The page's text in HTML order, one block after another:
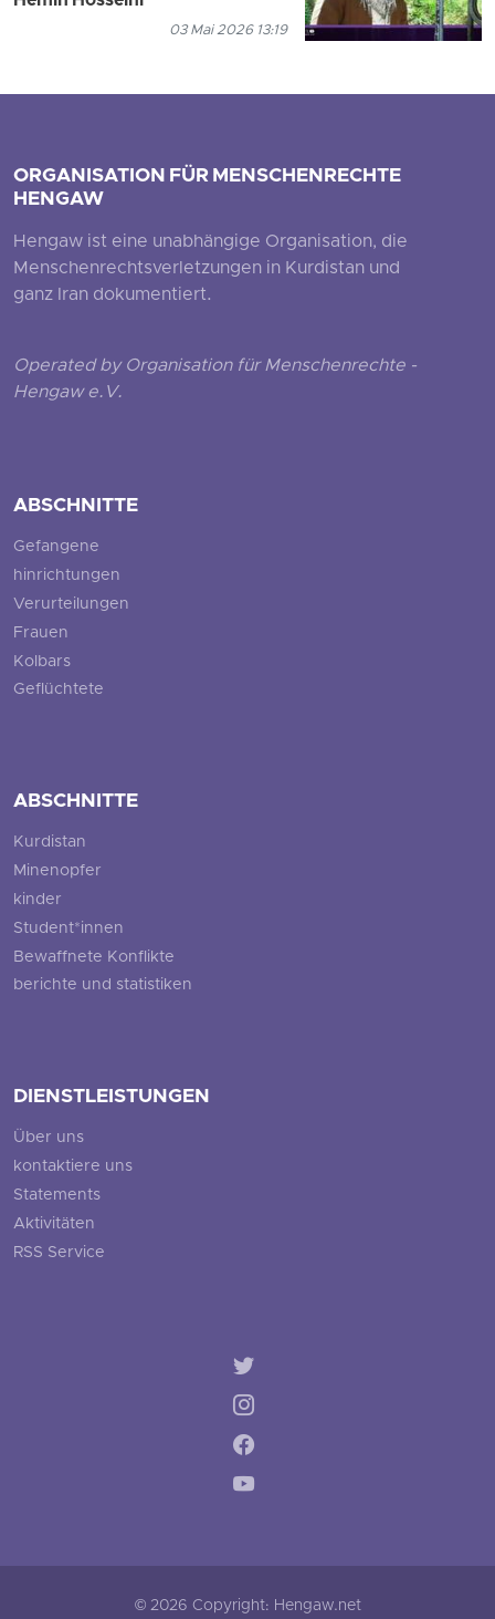
03 Mai 2026 13:19
ORGANISATION FÜR MENSCHENRECHTE
HENGAW
Hengaw ist eine unabhängige Organisation, die
Menschenrechtsverletzungen in Kurdistan und
ganz Iran dokumentiert.
Operated by Organisation für Menschenrechte -
Hengaw e.V.
ABSCHNITTE
Gefangene
hinrichtungen
Verurteilungen
Frauen
Kolbars
Geflüchtete
ABSCHNITTE
Kurdistan
Minenopfer
kinder
Student*innen
Bewaffnete Konflikte
berichte und statistiken
DIENSTLEISTUNGEN
Über uns
kontaktiere uns
Statements
Aktivitäten
RSS Service
© 2026 Copyright: Hengaw.net